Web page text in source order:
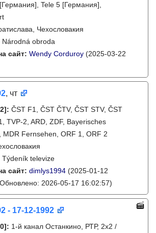
Tele 5 [Германия],
Чехословакия
Národná obroda
сайт: Wendy Corduroy (2025-03-22
, чт
: ČST F1, ČST ČTV, ČST STV, ČST
TVP-2, ARD, ZDF, Bayerisches
MDR Fernsehen, ORF 1, ORF 2
Týdeník televize
сайт: dimlys1994 (2025-01-12
2026-05-17 16:02:57)
- 17-12-1992
: 1-й канал Останкино, РТР, 2х2 /